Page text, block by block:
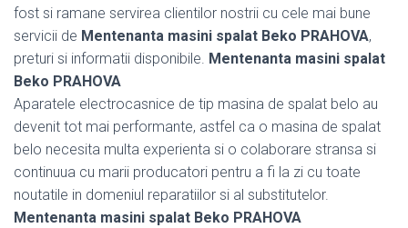
fost si ramane servirea clientilor nostrii cu cele mai bune
servicii de Mentenanta masini spalat Beko PRAHOVA,
preturi si informatii disponibile. Mentenanta masini spalat
Beko PRAHOVA
Aparatele electrocasnice de tip masina de spalat belo au
devenit tot mai performante, astfel ca o masina de spalat
belo necesita multa experienta si o colaborare stransa si
continuua cu marii producatori pentru a fi la zi cu toate
noutatile in domeniul reparatiilor si al substitutelor.
Mentenanta masini spalat Beko PRAHOVA